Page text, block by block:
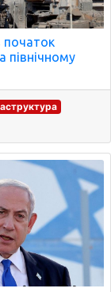
початок
північному